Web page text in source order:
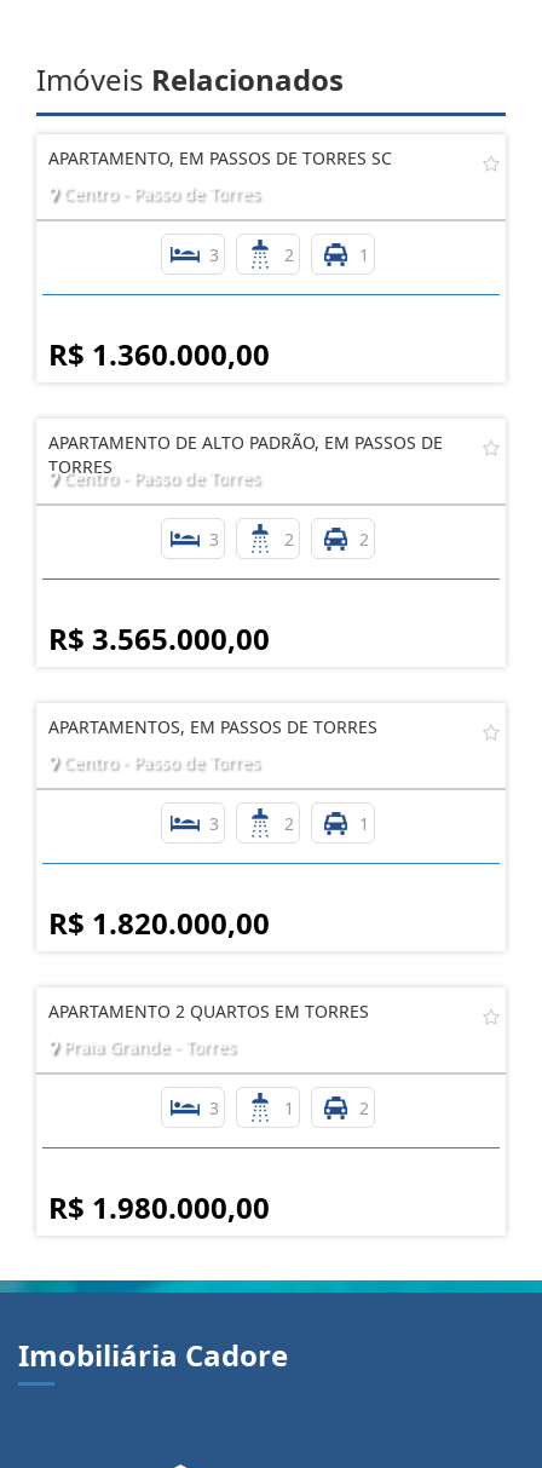
Imóveis Relacionados
APARTAMENTO, EM PASSOS DE TORRES SC
Centro - Passo de Torres
3 2 1
R$ 1.360.000,00
APARTAMENTO DE ALTO PADRÃO, EM PASSOS DE
TORRES
Centro - Passo de Torres
3 2 2
R$ 3.565.000,00
APARTAMENTOS, EM PASSOS DE TORRES
Centro - Passo de Torres
3 2 1
R$ 1.820.000,00
APARTAMENTO 2 QUARTOS EM TORRES
Praia Grande - Torres
3 1 2
R$ 1.980.000,00
Imobiliária Cadore